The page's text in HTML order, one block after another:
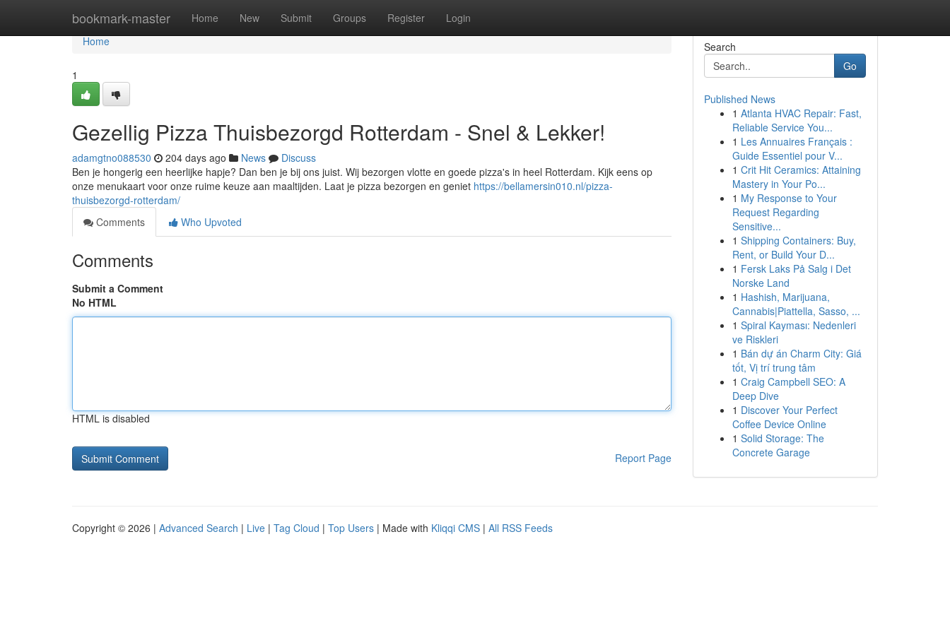
bookmark-master Home New Submit Groups Register Login
Home
Home
1
Gezellig Pizza Thuisbezorgd Rotterdam - Snel & Lekker!
adamgtno088530 204 days ago News
Discuss
Ben je hongerig een heerlijke hapje? Dan ben je bij ons juist. Wij bezorgen vlotte en goede pizza's in heel Rotterdam. Kijk eens op
onze menukaart voor onze ruime keuze aan maaltijden. Laat je pizza bezorgen en geniet https://bellamersin010.nl/pizza-
thuisbezorgd-rotterdam/
Comments
Who Upvoted
Comments
Submit a Comment
No HTML
HTML is disabled
Report Page
Search
Go
Published News
1 Atlanta HVAC Repair: Fast,
Reliable Service You...
1 Les Annuaires Français :
Guide Essentiel pour V...
1 Crit Hit Ceramics: Attaining
Mastery in Your Po...
1 My Response to Your
Request Regarding
Sensitive...
1 Shipping Containers: Buy,
Rent, or Build Your D...
1 Fersk Laks På Salg i Det
Norske Land
1 Hashish, Marijuana,
Cannabis|Piattella, Sasso, ...
1 Spiral Kayması: Nedenleri
ve Riskleri
1 Bán dự án Charm City: Giá
tốt, Vị trí trung tâm
1 Craig Campbell SEO: A
Deep Dive
1 Discover Your Perfect
Coffee Device Online
1 Solid Storage: The
Concrete Garage
Copyright © 2026 | Advanced Search | Live | Tag Cloud | Top Users | Made with Kliqqi CMS | All RSS Feeds